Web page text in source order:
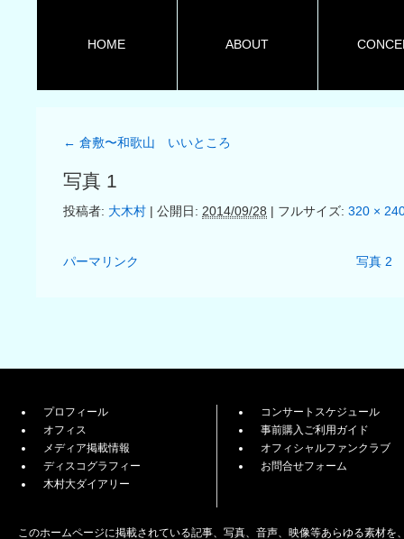
HOME ABOUT
← 倉敷〜和歌山 いいところ
写真 1
投稿者: 大木村 | 公開日: 2014/09/28 | フルサイズ: 320 ×
写真 2
パーマリンク
プロフィール
オフィス
メディア掲載情報
ディスコグラフィー
木村大ダイアリー
コンサートスケジュール
事前購入ご利用ガイド
オフィシャルファンクラブ
お問合せフォーム
このホームページに掲載されている記事、写真、音声、映像等あらゆる素材